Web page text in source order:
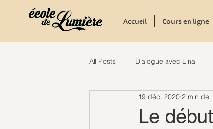
Accueil Cours en ligne
All Posts Dialogue avec Lina
Le
19 déc. 2020 2 min de